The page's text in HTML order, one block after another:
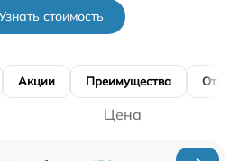
стоимость
Акции Преимущества
Цена